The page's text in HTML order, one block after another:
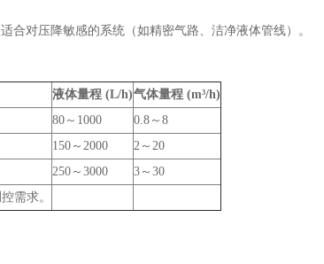
合对压降敏感的系统（如精密气路、洁净液体管线）。
液体量程 (L/h)气体量程 (m³/h)
80～1000
0.8～8
150～2000
2～20
250～3000
3～30
需求。